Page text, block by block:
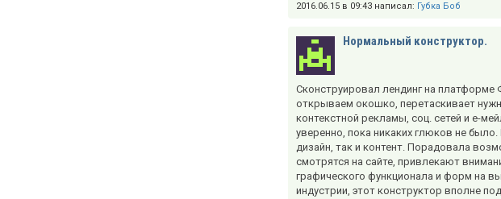
2016.06.15 в 09:43 написал: Губка Боб
Нормальный конструктор.
Сконструировал лендинг на платформе
открываем окошко, перетаскивает
контекстной рекламы, соц. сетей и е-
уверенно, пока никаких глюков не
дизайн, так и контент. Порадовала
смотрятся на сайте, привлекают
графического функционала и форм на
индустрии, этот конструктор вполне